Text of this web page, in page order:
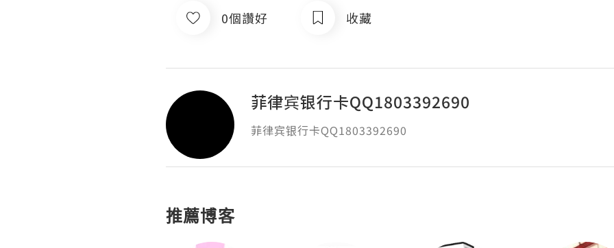
0個讚好 收藏
菲律宾银行卡QQ1803392690
菲律宾银行卡QQ1803392690
推薦博客